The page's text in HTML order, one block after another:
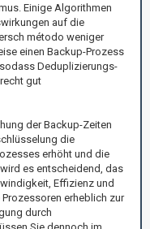
Einige Algorithmen
auf die
método weniger
einen Backup-Prozess
Deduplizierungs-
gut
der Backup-Zeiten
die
erhöht und die
es entscheidend, das
Effizienz und
erheblich zur
durch